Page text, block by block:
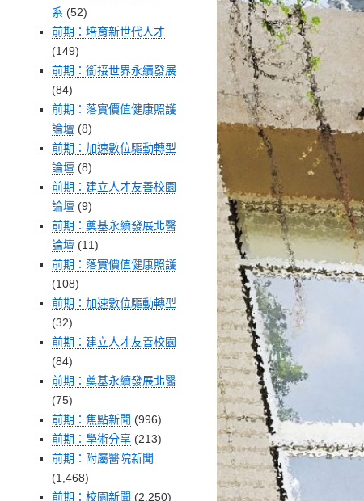
系 (52)
前期：培育新世代人才
(149)
前期：銜接世界永續發展
(84)
前期：落實價值健康照護
論壇 (8)
前期：加速數位驅動轉型
論壇 (8)
前期：建立人才友善校園
論壇 (9)
前期：奠基永續發展北醫
論壇 (11)
前期：落實價值健康照護
(108)
前期：加速數位驅動轉型
(32)
前期：建立人才友善校園
(84)
前期：奠基永續發展北醫
(75)
前期：焦點新聞 (996)
前期：學術分享 (213)
前期：附屬醫院新聞
(1,468)
前期：校園新聞 (2,250)